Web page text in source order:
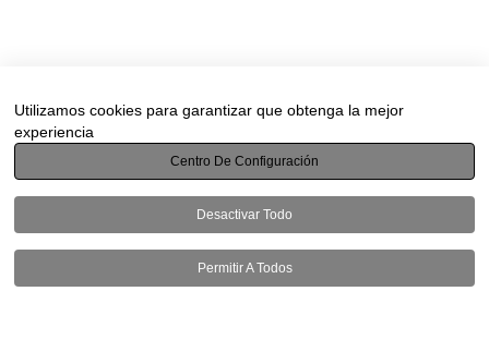
Utilizamos cookies para garantizar que obtenga la mejor
experiencia
Centro De Configuración
Desactivar Todo
Permitir A Todos